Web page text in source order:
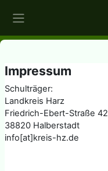
Impressum
Schulträger:
Landkreis Harz
Friedrich-Ebert-Straße 42
38820 Halberstadt
info[at]kreis-hz.de